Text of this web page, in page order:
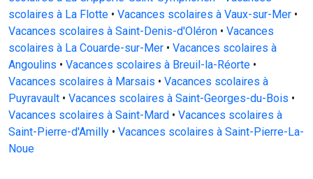
scolaires à La Flotte • Vacances scolaires à Vaux-sur-Mer •
Vacances scolaires à Saint-Denis-d'Oléron • Vacances
scolaires à La Couarde-sur-Mer • Vacances scolaires à
Angoulins • Vacances scolaires à Breuil-la-Réorte •
Vacances scolaires à Marsais • Vacances scolaires à
Puyravault • Vacances scolaires à Saint-Georges-du-Bois •
Vacances scolaires à Saint-Mard • Vacances scolaires à
Saint-Pierre-d'Amilly • Vacances scolaires à Saint-Pierre-La-
Noue